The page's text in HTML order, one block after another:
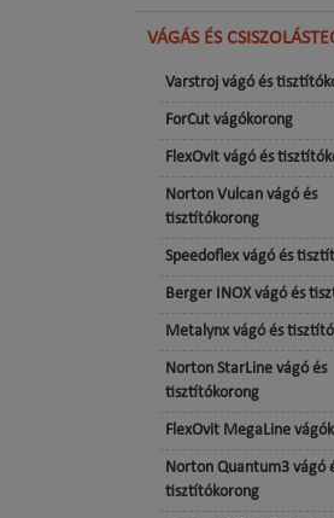
VÁGÁS ÉS
Varstroj vágó és
ForCut vágókorong
FlexOvit vágó és
Norton Vulcan vágó és
tisztítókorong
Speedoflex vágó és
Berger INOX vágó és
Metalynx vágó és
Norton StarLine vágó és
tisztítókorong
FlexOvit MegaLine
Norton Quantum3 vágó
tisztítókorong